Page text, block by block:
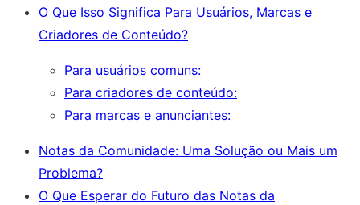
O Que Isso Significa Para Usuários, Marcas e
Criadores de Conteúdo?
Para usuários comuns:
Para criadores de conteúdo:
Para marcas e anunciantes:
Notas da Comunidade: Uma Solução ou Mais um
Problema?
O Que Esperar do Futuro das Notas da